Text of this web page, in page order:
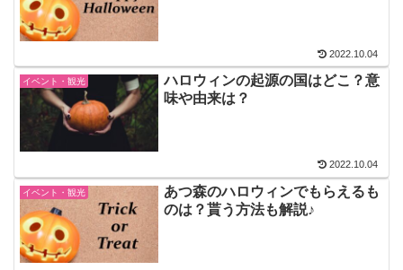
2022.10.04
イベント・観光
ハロウィンの起源の国はどこ？意
味や由来は？
2022.10.04
イベント・観光
あつ森のハロウィンでもらえるも
のは？貰う方法も解説♪